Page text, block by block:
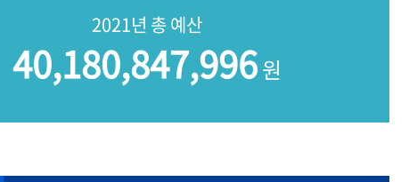
2021년 총 예산
40,180,847,996원